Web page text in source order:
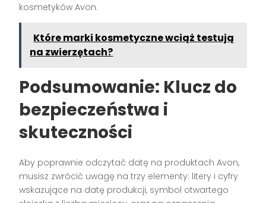
kosmetyków Avon.
Które marki kosmetyczne wciąż testują
na zwierzętach?
Podsumowanie: Klucz do
bezpieczeństwa i
skuteczności
Aby poprawnie odczytać datę na produktach Avon,
musisz zwrócić uwagę na trzy elementy: litery i cyfry
wskazujące na datę produkcji, symbol otwartego